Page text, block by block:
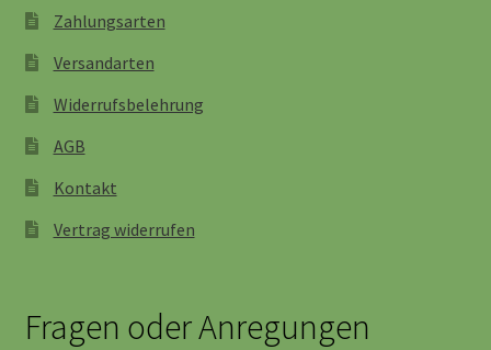
Zahlungsarten
Versandarten
Widerrufsbelehrung
AGB
Kontakt
Vertrag widerrufen
Fragen oder Anregungen